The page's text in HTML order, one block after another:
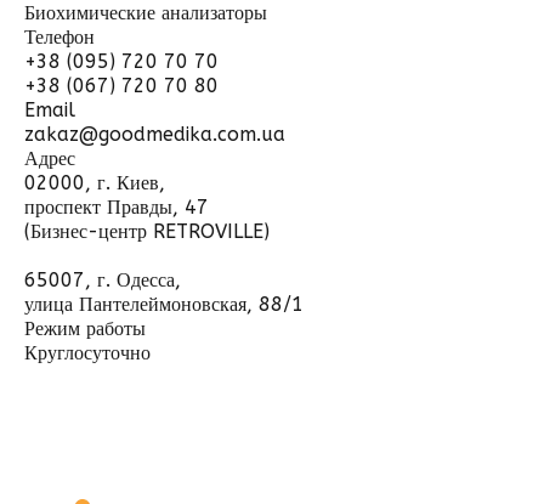
Биохимические анализаторы
Телефон
+38 (095) 720 70 70
+38 (067) 720 70 80
Email
zakaz@goodmedika.com.ua
Адрес
02000, г. Киев,
проспект Правды, 47
(Бизнес-центр RETROVILLE)
65007, г. Одесса,
улица Пантелеймоновская, 88/1
Режим работы
Круглосуточно